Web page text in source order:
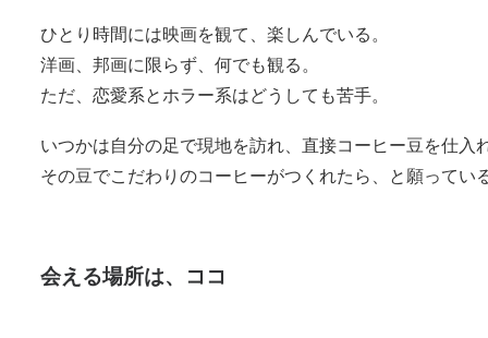
ひとり時間には映画を観て、楽しんでいる。
洋画、邦画に限らず、何でも観る。
ただ、恋愛系とホラー系はどうしても苦手。
いつかは自分の足で現地を訪れ、直接コーヒー豆を仕入
その豆でこだわりのコーヒーがつくれたら、と願ってい
会える場所は、ココ